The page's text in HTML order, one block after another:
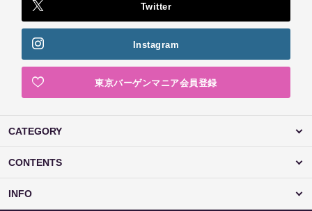
Twitter
Instagram
東京バーゲンマニア会員登録
CATEGORY
CONTENTS
INFO